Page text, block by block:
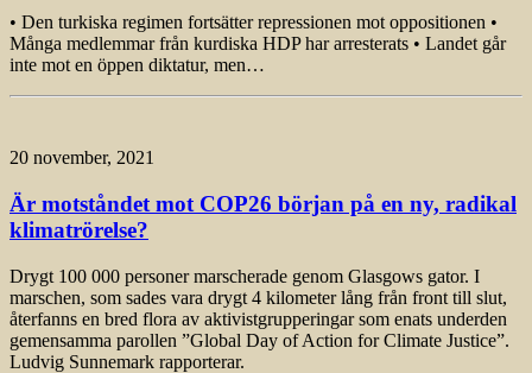
• Den turkiska regimen fortsätter repressionen mot oppositionen •
Många medlemmar från kurdiska HDP har arresterats • Landet går
inte mot en öppen diktatur, men…
20 november, 2021
Är motståndet mot COP26 början på en ny, radikal
klimatrörelse?
Drygt 100 000 personer marscherade genom Glasgows gator. I
marschen, som sades vara drygt 4 kilometer lång från front till slut,
återfanns en bred flora av aktivistgrupperingar som enats underden
gemensamma parollen ”Global Day of Action for Climate Justice”.
Ludvig Sunnemark rapporterar.